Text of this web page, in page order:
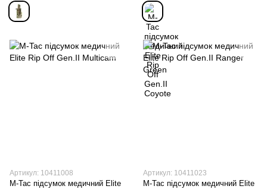
Артикул: 10411008
M-Tac підсумок медичний Elite
Артикул: 10411023
M-Tac підсумок медичний Elite